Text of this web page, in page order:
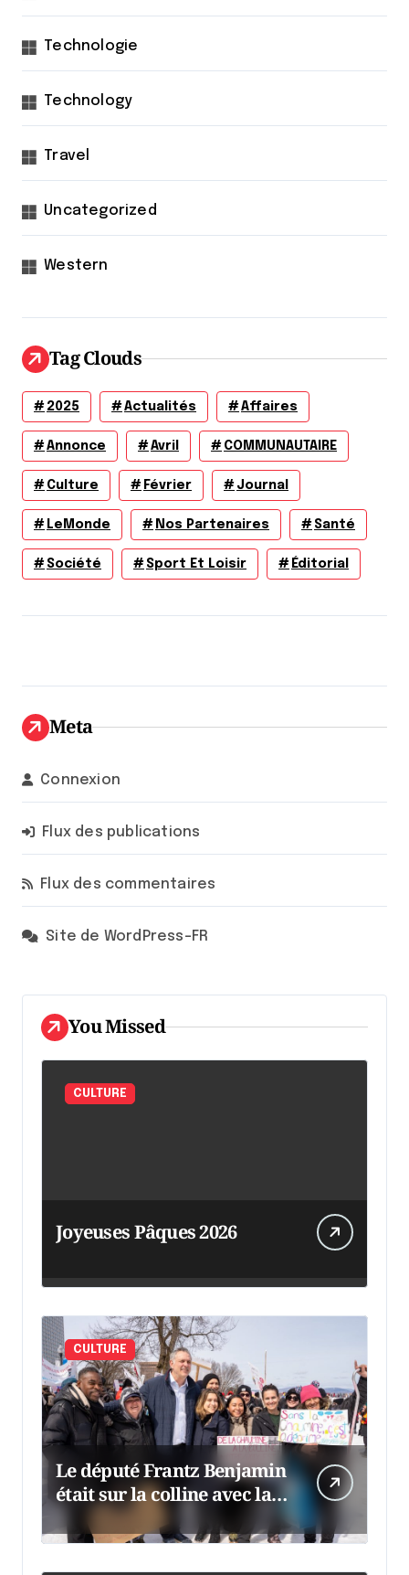
Technologie
Technology
Travel
Uncategorized
Western
Tag Clouds
2025 Actualités Affaires
Annonce Avril COMMUNAUTAIRE
Culture Février Journal
LeMonde Nos Partenaires Santé
Société Sport Et Loisir Éditorial
Meta
Connexion
Flux des publications
Flux des commentaires
Site de WordPress-FR
You Missed
CULTURE
Joyeuses Pâques 2026
CULTURE
Le député Frantz Benjamin
était sur la colline avec la
chaumine